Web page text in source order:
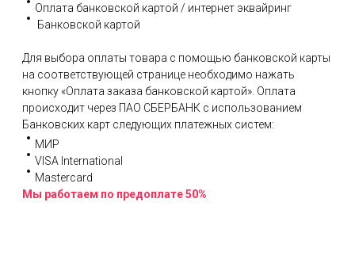
Оплата банковской картой / интернет эквайринг
Банковской картой
Для выбора оплаты товара с помощью банковской карты
на соответствующей странице необходимо нажать
кнопку «Оплата заказа банковской картой». Оплата
происходит через ПАО СБЕРБАНК с использованием
Банковских карт следующих платежных систем:
МИР
VISA International
Mastercard
Мы работаем по предоплате 50%